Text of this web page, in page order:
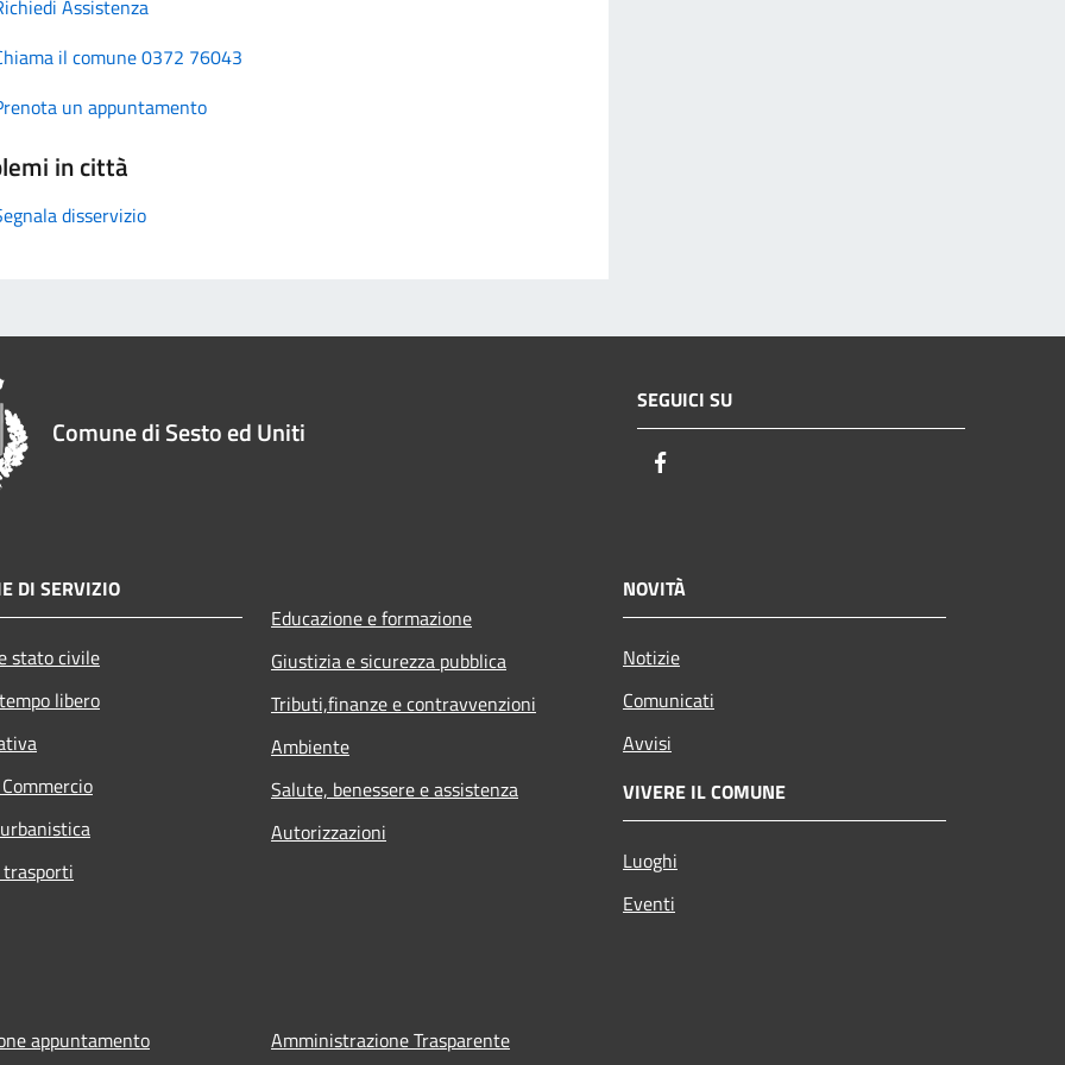
Assistenza
il comune 0372 76043
un appuntamento
in città
disservizio
Comune di Sesto ed Uniti
SEGUICI SU
DI SERVIZIO
stato civile
libero
Educazione e formazione
Giustizia e sicurezza pubblica
Tributi,finanze e contravvenzioni
Ambiente
Salute, benessere e assistenza
Autorizzazioni
NOVITÀ
Notizie
Comunicati
Avvisi
VIVERE IL COMUNE
Luoghi
Eventi
appuntamento Amministrazione Trasparente